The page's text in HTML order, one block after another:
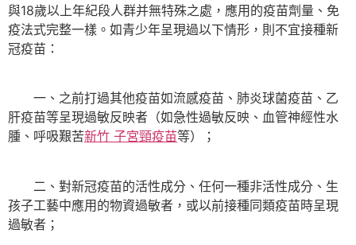
與18歲以上年紀段人群并無特殊之處，應用的疫苗劑量、免
疫法式完整一樣。如青少年呈現過以下情形，則不宜接種新
冠疫苗：
一、之前打過其他疫苗如流感疫苗、肺炎球菌疫苗、乙
肝疫苗等呈現過敏反映者（如急性過敏反映、血管神經性水
腫、呼吸艱苦新竹 子宮頸疫苗等）；
二、對新冠疫苗的活性成分、任何一種非活性成分、生
孩子工藝中應用的物資過敏者，或以前接種同類疫苗時呈現
過敏者；